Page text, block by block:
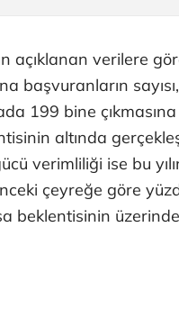
açıklanan verilere
başvuranların
199 bine çıkmasına
altında
verimliliği ise bu
çeyreğe göre
beklentisinin üzerinde